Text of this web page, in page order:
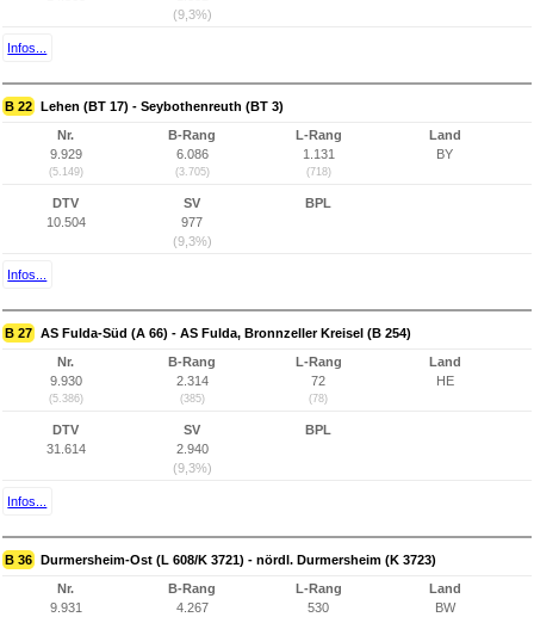
(9,3%)
Infos...
B 22 Lehen (BT 17) - Seybothenreuth (BT 3)
Nr.
9.929
(5.149)
B-Rang
6.086
(3.705)
L-Rang
1.131
(718)
Land
BY
DTV
10.504
SV
977
(9,3%)
BPL
Infos...
B 27 AS Fulda-Süd (A 66) - AS Fulda, Bronnzeller Kreisel (B 254)
Nr.
9.930
(5.386)
B-Rang
2.314
(385)
L-Rang
72
(78)
Land
HE
DTV
31.614
SV
2.940
(9,3%)
BPL
Infos...
B 36 Durmersheim-Ost (L 608/K 3721) - nördl. Durmersheim (K 3723)
Nr.
9.931
B-Rang
4.267
L-Rang
530
Land
BW